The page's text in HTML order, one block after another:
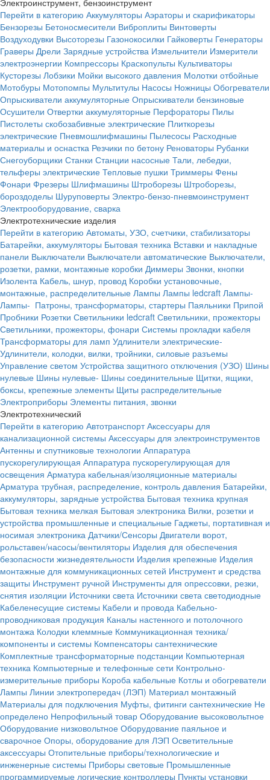
Электроинструмент, бензоинструмент
Перейти в категорию Аккумуляторы Аэраторы и скарификаторы
Бензорезы Бетоносмесители Виброплиты Винтоверты
Воздуходувки Высоторезы Газонокосилки Гайковерты Генераторы
Граверы Дрели Зарядные устройства Измельчители Измерители
электроэнергии Компрессоры Краскопульты Культиваторы
Кусторезы Лобзики Мойки высокого давления Молотки отбойные
Мотобуры Мотопомпы Мультитулы Насосы Ножницы Обогреватели
Опрыскиватели аккумуляторные Опрыскиватели бензиновые
Осушители Отвертки аккумуляторные Перфораторы Пилы
Пистолеты скобозабивные электрические Плиткорезы
электрические Пневмошлифмашины Пылесосы Расходные
материалы и оснастка Резчики по бетону Реноваторы Рубанки
Снегоуборщики Станки Станции насосные Тали, лебедки,
тельферы электрические Тепловые пушки Триммеры Фены
Фонари Фрезеры Шлифмашины Штроборезы Штроборезы,
бороздоделы Шуруповерты Электро-бензо-пневмоинструмент
Электрооборудование, сварка
Электротехнические изделия
Перейти в категорию Автоматы, УЗО, счетчики, стабилизаторы
Батарейки, аккумуляторы Бытовая техника Вставки и накладные
панели Выключатели Выключатели автоматические Выключатели,
розетки, рамки, монтажные коробки Диммеры Звонки, кнопки
Изолента Кабель, шнур, провод Коробки установочные,
монтажные, распределительные Лампы Лампы ledcraft Лампы-
Лампы- Патроны, трансформаторы, стартеры Паяльники Припой
Пробники Розетки Светильники ledcraft Светильники, прожекторы
Светильники, прожекторы, фонари Системы прокладки кабеля
Трансформаторы для ламп Удлинители электрические-
Удлинители, колодки, вилки, тройники, силовые разъемы
Управление светом Устройства защитного отключения (УЗО) Шины
нулевые Шины нулевые- Шины соединительные Щитки, ящики,
боксы, крепежные элементы Щиты распределительные
Электроприборы Элементы питания, звонки
Электротехнический
Перейти в категорию Автотранспорт Аксессуары для
канализационной системы Аксессуары для электроинструментов
Антенны и спутниковые технологии Аппаратура
пускорегулирующая Аппаратура пускорегулирующая для
освещения Арматура кабельная/изоляционные материалы
Арматура трубная, распределение, контроль давления Батарейки,
аккумуляторы, зарядные устройства Бытовая техника крупная
Бытовая техника мелкая Бытовая электроника Вилки, розетки и
устройства промышленные и специальные Гаджеты, портативная и
носимая электроника Датчики/Сенсоры Двигатели ворот,
рольставен/насосы/вентиляторы Изделия для обеспечения
безопасности жизнедеятельности Изделия крепежные Изделия
монтажные для коммуникационных сетей Инструмент и средства
защиты Инструмент ручной Инструменты для опрессовки, резки,
снятия изоляции Источники света Источники света светодиодные
Кабеленесущие системы Кабели и провода Кабельно-
проводниковая продукция Каналы настенного и потолочного
монтажа Колодки клеммные Коммуникационная техника/
компоненты и системы Компенсаторы сантехнические
Комплектные трансформаторные подстанции Компьютерная
техника Компьютерные и телефонные сети Контрольно-
измерительные приборы Короба кабельные Котлы и обогреватели
Лампы Линии электропередач (ЛЭП) Материал монтажный
Материалы для подключения Муфты, фитинги сантехнические Не
определено Непрофильный товар Оборудование высоковольтное
Оборудование низковольтное Оборудование паяльное и
сварочное Опоры, оборудование для ЛЭП Осветительные
аксессуары Отопительные приборы/технологические и
инженерные системы Приборы световые Промышленные
программируемые логические контроллеры Пункты установки